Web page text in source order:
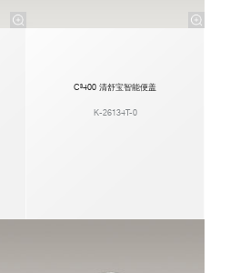
C³400 清舒宝智能便盖
K-26134T-0